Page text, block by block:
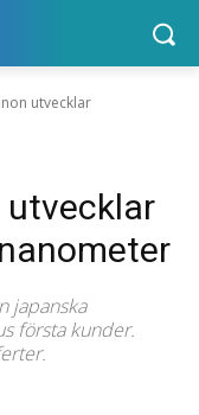
utvecklar
utvecklar
japanska
första kunder.